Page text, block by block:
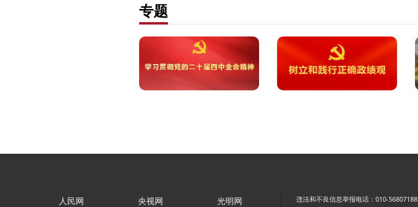
专题
人民网 央视网 光明网 违法和不良信息举报电话：010-56807188